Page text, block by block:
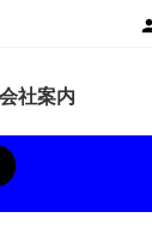
会社案内